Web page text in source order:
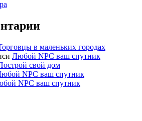
в маленьких городах
Любой NPC ваш спутник
свой дом
NPC ваш спутник
NPC ваш спутник